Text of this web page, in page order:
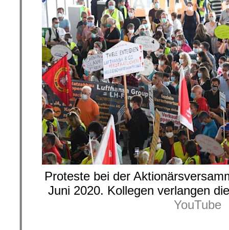
Proteste bei der
Juni 2020. Kollegen verlangen
YouTube